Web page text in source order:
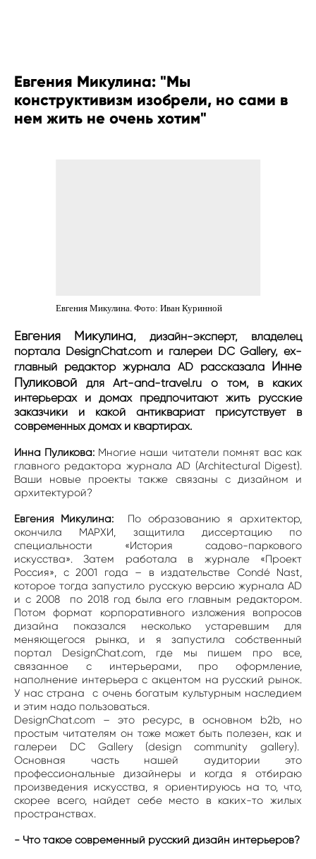
Евгения Микулина: "Мы
конструктивизм изобрели, но сами в
нем жить не очень хотим"
Евгения Микулина. Фото: Иван Куринной
Евгения Микулина, дизайн-эксперт, владелец
портала DesignChat.com и галереи DC Gallery, ex-
главный редактор журнала AD рассказала
Инне
Пуликовой для Art-and-travel.ru о том, в каких
интерьерах и домах предпочитают жить русские
заказчики и какой антиквариат присутствует в
современных домах и квартирах.
Инна Пуликова: Многие наши читатели помнят вас как
главного редактора журнала AD (Architectural Digest).
Ваши новые проекты также связаны с дизайном и
архитектурой?
Евгения Микулина: По образованию я архитектор,
окончила МАРХИ, защитила диссертацию по
специальности «История садово-паркового
искусства». Затем работала в журнале «Проект
Россия», с 2001 года – в издательстве Condé Nast,
которое тогда запустило русскую версию журнала AD
и с 2008 по 2018 год была его главным редактором.
Потом формат корпоративного изложения вопросов
дизайна показался несколько устаревшим для
меняющегося рынка, и я запустила собственный
портал DesignChat.com, где мы пишем про все,
связанное с интерьерами, про оформление,
наполнение интерьера с акцентом на русский рынок.
У нас страна с очень богатым культурным наследием
и этим надо пользоваться.
DesignChat.com – это ресурс, в основном b2b, но
простым читателям он тоже может быть полезен, как и
галереи DC Gallery (design community gallery).
Основная часть нашей аудитории это
профессиональные дизайнеры и когда я отбираю
произведения искусства, я ориентируюсь на то, что,
скорее всего, найдет себе место в каких-то жилых
пространствах.
- Что такое современный русский дизайн интерьеров?